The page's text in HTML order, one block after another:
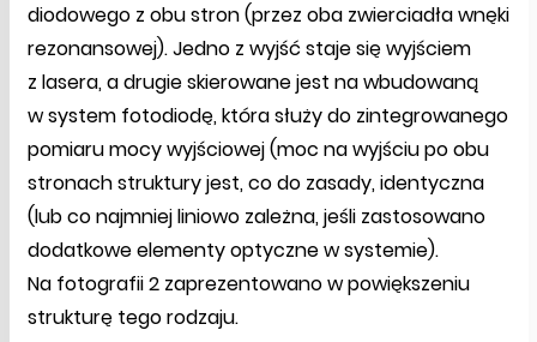
diodowego z obu stron (przez oba zwierciadła wnęki
rezonansowej). Jedno z wyjść staje się wyjściem
z lasera, a drugie skierowane jest na wbudowaną
w system fotodiodę, która służy do zintegrowanego
pomiaru mocy wyjściowej (moc na wyjściu po obu
stronach struktury jest, co do zasady, identyczna
(lub co najmniej liniowo zależna, jeśli zastosowano
dodatkowe elementy optyczne w systemie).
Na fotografii 2 zaprezentowano w powiększeniu
strukturę tego rodzaju.